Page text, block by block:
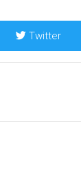
Twitter